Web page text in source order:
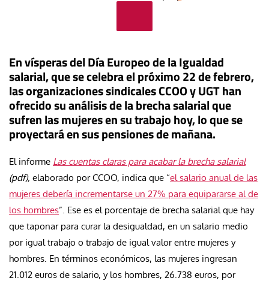
En vísperas del Día Europeo de la Igualdad
salarial, que se celebra el próximo 22 de febrero,
las organizaciones sindicales CCOO y UGT han
ofrecido su análisis de la brecha salarial que
sufren las mujeres en su trabajo hoy, lo que se
proyectará en sus pensiones de mañana.
El informe Las cuentas claras para acabar la brecha salarial
(pdf), elaborado por CCOO, indica que “el salario anual de las
mujeres debería incrementarse un 27% para equipararse al de
los hombres”. Ese es el porcentaje de brecha salarial que hay
que taponar para curar la desigualdad, en un salario medio
por igual trabajo o trabajo de igual valor entre mujeres y
hombres. En términos económicos, las mujeres ingresan
21.012 euros de salario, y los hombres, 26.738 euros, por